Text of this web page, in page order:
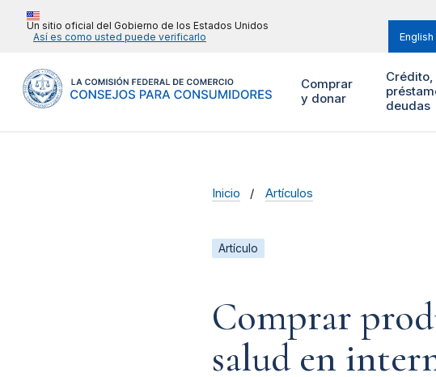
Un sitio oficial del Gobierno de los Estados Unidos
Así es como usted puede verificarlo
English
Comprar
y donar
Crédito,
deudas
Inicio Artículos
Artículo
Comprar
salud en